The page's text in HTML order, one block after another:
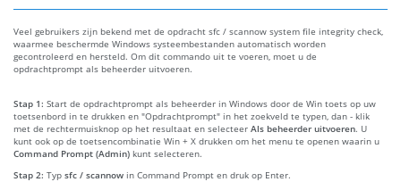
Veel gebruikers zijn bekend met de opdracht sfc / scannow system file integrity check,
waarmee beschermde Windows systeembestanden automatisch worden
gecontroleerd en hersteld. Om dit commando uit te voeren, moet u de
opdrachtprompt als beheerder uitvoeren.
Stap 1: Start de opdrachtprompt als beheerder in Windows door de Win toets op uw
toetsenbord in te drukken en "Opdrachtprompt" in het zoekveld te typen, dan - klik
met de rechtermuisknop op het resultaat en selecteer Als beheerder uitvoeren. U
kunt ook op de toetsencombinatie Win + X drukken om het menu te openen waarin u
Command Prompt (Admin) kunt selecteren.
Stap 2: Typ sfc / scannow in Command Prompt en druk op Enter.